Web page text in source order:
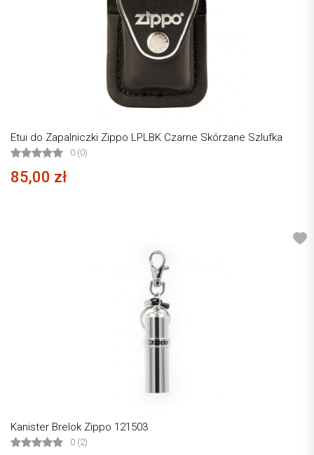
Etui do Zapalniczki Zippo LPLBK Czarne Skórzane Szlufka
0 (0)
85,00 zł
Kanister Brelok Zippo 121503
0 (2)